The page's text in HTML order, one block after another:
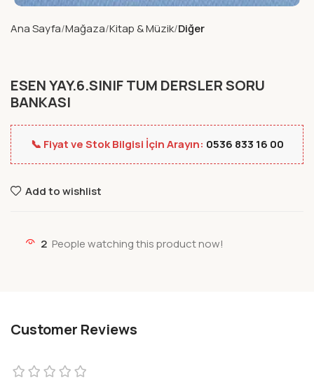
Ana Sayfa Mağaza Kitap & Müzik Diğer
ESEN YAY.6.SINIF TUM DERSLER SORU
BANKASI
📞 Fiyat ve Stok Bilgisi İçin Arayın: 0536 833 16 00
Add to wishlist
2 People watching this product now!
Customer Reviews